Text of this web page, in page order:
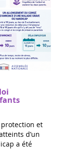
et
d’un
a été